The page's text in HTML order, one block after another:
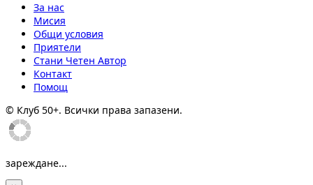
За нас
Мисия
Общи условия
Приятели
Стани Четен Автор
Контакт
Помощ
© Клуб 50+. Всички права запазени.
зареждане...